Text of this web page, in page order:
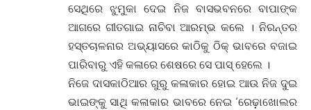
ସେଥିରେ ଝୁମୁକା ଦେଇ ନିଜ ବାସଭବନରେ ବାପାଙ୍କ
ଆଗରେ ଗୀତଗାଇ ନାଚିବା ଆରମ୍ଭ କଲେ । ନିରନ୍ତର
ହସ୍ତଚାଳନାର ଅଭ୍ୟାସରେ କାଠିକୁ ଠିକ୍ ଭାବରେ ବଜାଇ
ପାରିବାରୁ ଏହି କଳାରେ ଶେଷରେ ସେ ପାସ୍ ହେଲେ ।
ନିଜେ ଦାସକାଠିଆର ଗୁରୁ କଳାକାର ହୋଇ ଆଉ ନିଜ ଦୁଇ
ଭାଇଙ୍କୁ ସାଥି କଳାକାର ଭାବରେ ନେଇ ‘ରେଢ଼଼ାଖୋଲର